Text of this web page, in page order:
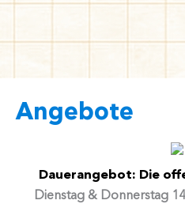
Angebote
Dauerangebot: Die
Dienstag & Donnerstag